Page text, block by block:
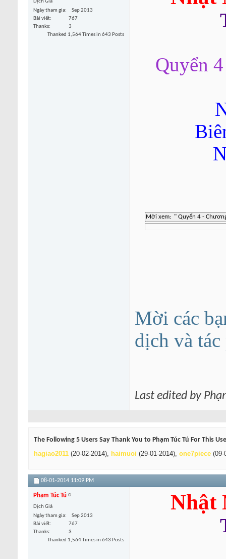
Dịch Giả
Ngày tham gia
Sep 2013
Bài viết
767
Thanks
3
Thanked 1,564 Times in 643 Posts
Quyển
Mời các
dịch và
Last edited by
The Following 5 Users Say Thank You to Phạm Túc Tú For This
hagiao2011 (20-02-2014), haimuoi (29-01-2014), one7piece
08-01-2014 11:09 PM
Phạm Túc Tú
Dịch Giả
Ngày tham gia
Sep 2013
Bài viết
767
Thanks
3
Thanked 1,564 Times in 643 Posts
Nhật